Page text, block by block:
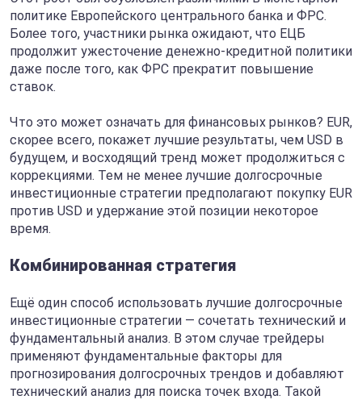
политике Европейского центрального банка и ФРС.
Более того, участники рынка ожидают, что ЕЦБ
продолжит ужесточение денежно-кредитной политики
даже после того, как ФРС прекратит повышение
ставок.
Что это может означать для финансовых рынков? EUR,
скорее всего, покажет лучшие результаты, чем USD в
будущем, и восходящий тренд может продолжиться с
коррекциями. Тем не менее лучшие долгосрочные
инвестиционные стратегии предполагают покупку EUR
против USD и удержание этой позиции некоторое
время.
Комбинированная стратегия
Ещё один способ использовать лучшие долгосрочные
инвестиционные стратегии — сочетать технический и
фундаментальный анализ. В этом случае трейдеры
применяют фундаментальные факторы для
прогнозирования долгосрочных трендов и добавляют
технический анализ для поиска точек входа. Такой